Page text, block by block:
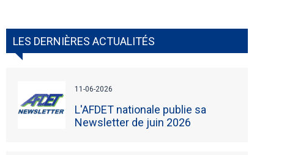
LES DERNIÈRES ACTUALITÉS
11-06-2026
L'AFDET nationale publie sa
Newsletter de juin 2026